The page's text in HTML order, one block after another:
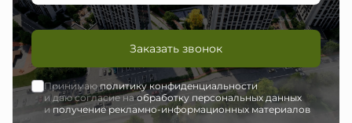
Заказать звонок
Принимаюполитику конфиденциальности
и даю согласие наобработку персональных данных
иполучение рекламно-информационных материалов